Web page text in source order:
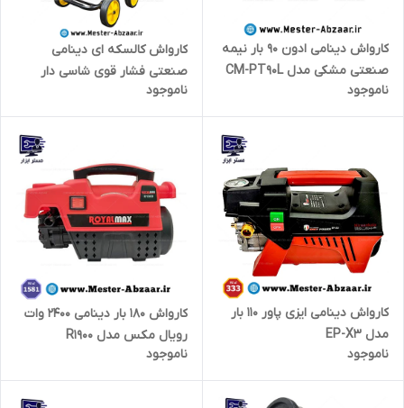
کارواش دینامی ادون 90 بار نیمه
صنعتی مشکی مدل CM-PT90L
ناموجود
کارواش کالسکه ای دینامی
صنعتی فشار قوی شاسی دار
مدل INTIMAX 2025 اینتیمکس
ناموجود
کارواش دینامی ایزی پاور 110 بار
مدل EP-X3
ناموجود
کارواش ۱۸۰ بار دینامی 2400 وات
رویال مکس مدل R1900
ناموجود